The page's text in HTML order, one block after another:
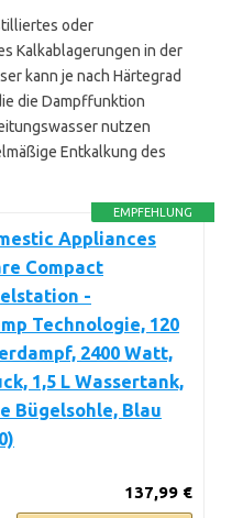
oder
Kalkablagerungen in der
kann je nach Härtegrad
die Dampffunktion
nutzen
Entkalkung des
EMPFEHLUNG
Appliances
Compact
-
Technologie, 120
2400 Watt,
1,5 L Wassertank,
Bügelsohle, Blau
137,99 €